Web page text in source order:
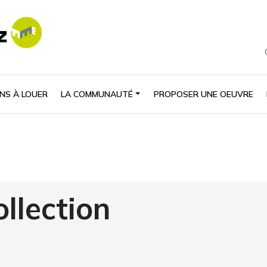
À LOUER LA COMMUNAUTÉ PROPOSER UNE OEUVRE